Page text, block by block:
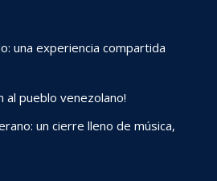
una experiencia compartida
al pueblo venezolano!
un cierre lleno de música,